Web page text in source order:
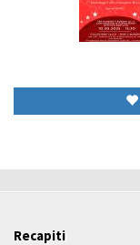
Recapiti